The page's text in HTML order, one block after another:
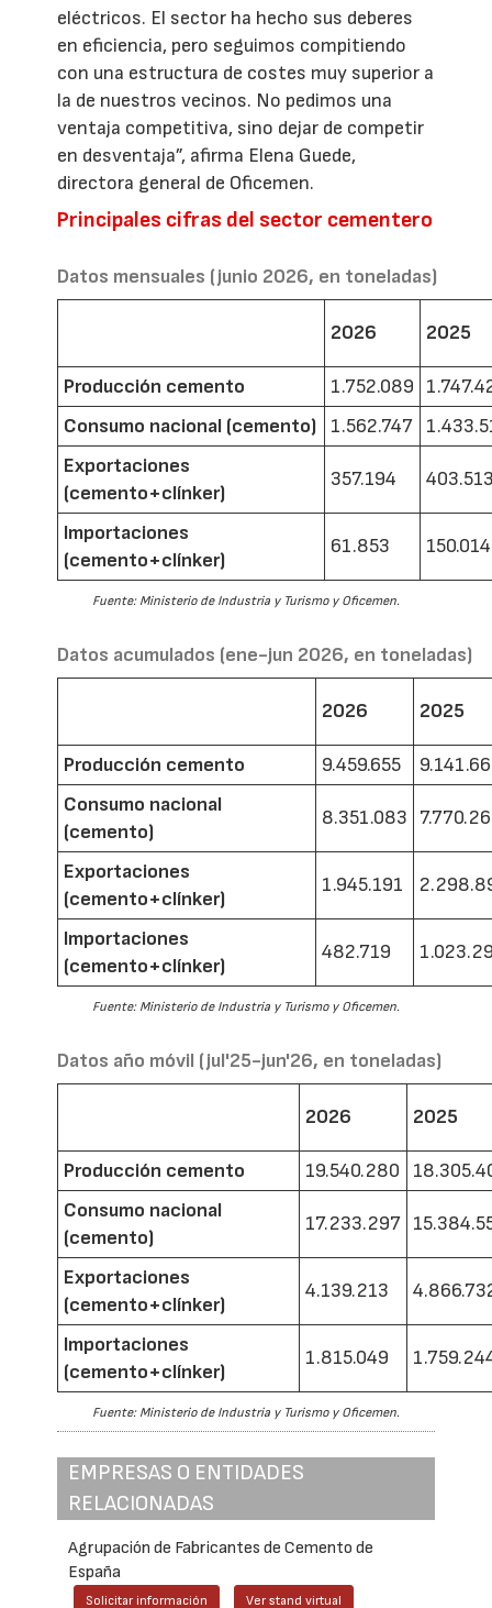
eléctricos. El sector ha hecho sus deberes
en eficiencia, pero seguimos compitiendo
con una estructura de costes muy superior a
la de nuestros vecinos. No pedimos una
ventaja competitiva, sino dejar de competir
en desventaja”, afirma Elena Guede,
directora general de Oficemen.
Principales cifras del sector cementero
Datos mensuales (junio 2026, en toneladas)
2026 2025
Producción cemento 1.752.089
Consumo nacional (cemento)
1.562.747
Exportaciones
(cemento+clínker)
357.194
Importaciones
(cemento+clínker)
61.853 150.014
Fuente: Ministerio de Industria y Turismo y Oficemen.
Datos acumulados (ene-jun 2026, en toneladas)
2026 2025
Producción cemento 9.459.655
Consumo nacional
(cemento)
8.351.083
Exportaciones
(cemento+clínker)
1.945.191
Importaciones
(cemento+clínker)
482.719
Fuente: Ministerio de Industria y Turismo y Oficemen.
Datos año móvil (jul'25-jun'26, en toneladas)
2026 2025
Producción cemento 19.540.280
Consumo nacional
(cemento)
17.233.297
Exportaciones
(cemento+clínker)
4.139.213
Importaciones
(cemento+clínker)
1.815.049
Fuente: Ministerio de Industria y Turismo y Oficemen.
EMPRESAS O ENTIDADES
RELACIONADAS
Agrupación de Fabricantes de Cemento de
España
Solicitar información Ver stand virtual